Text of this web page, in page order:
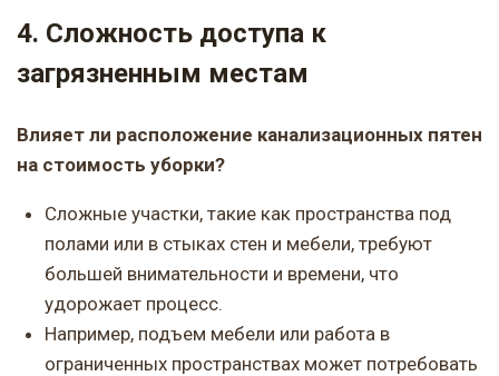
4. Сложность доступа к
загрязненным местам
Влияет ли расположение канализационных пятен
на стоимость уборки?
Сложные участки, такие как пространства под
полами или в стыках стен и мебели, требуют
большей внимательности и времени, что
удорожает процесс.
Например, подъем мебели или работа в
ограниченных пространствах может потребовать